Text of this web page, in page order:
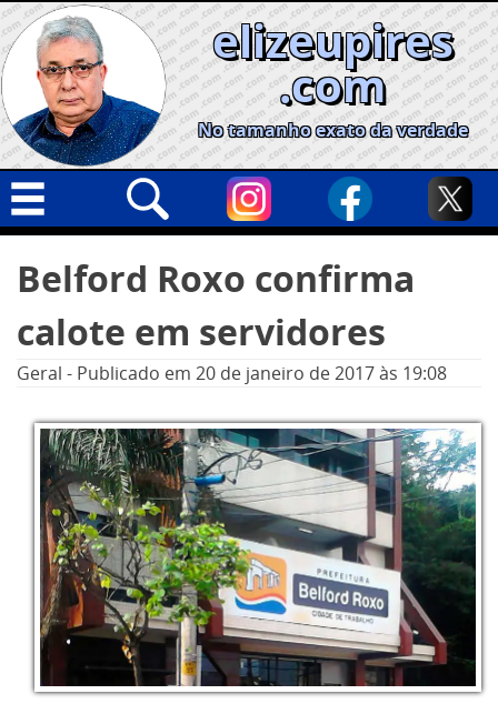
Skip
to
content
elizeupires
.com
No tamanho exato da verdade
Geral
Cidades
Política
Opinião
Informe especial
por:
Belford Roxo confirma
calote em servidores
Geral - Publicado em 20 de janeiro de 2017às 19:08